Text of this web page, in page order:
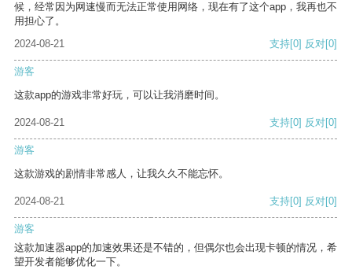
候，经常因为网速慢而无法正常使用网络，现在有了这个app，我再也不
用担心了。
2024-08-21
支持[0] 反对[0]
游客
这款app的游戏非常好玩，可以让我消磨时间。
2024-08-21 支持[0] 反对[0]
游客
这款游戏的剧情非常感人，让我久久不能忘怀。
2024-08-21 支持[0] 反对[0]
游客
这款加速器app的加速效果还是不错的，但偶尔也会出现卡顿的情况，希
望开发者能够优化一下。